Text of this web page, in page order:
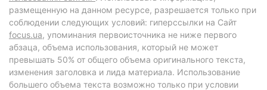
размещенную на данном ресурсе, разрешается только при
соблюдении следующих условий: гиперссылки на Сайт
focus.ua, упоминания первоисточника не ниже первого
абзаца, объема использования, который не может
превышать 50% от общего объема оригинального текста,
изменения заголовка и лида материала. Использование
большего объема текста возможно только при условии